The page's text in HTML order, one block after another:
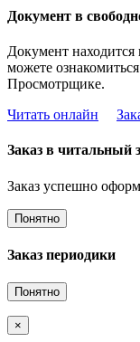
Документ в
Документ
можете
Просмотрщике.
Читать онлайн
Заказ в читальный
Заказ успешно
Понятно
Заказ периодики
Понятно
×